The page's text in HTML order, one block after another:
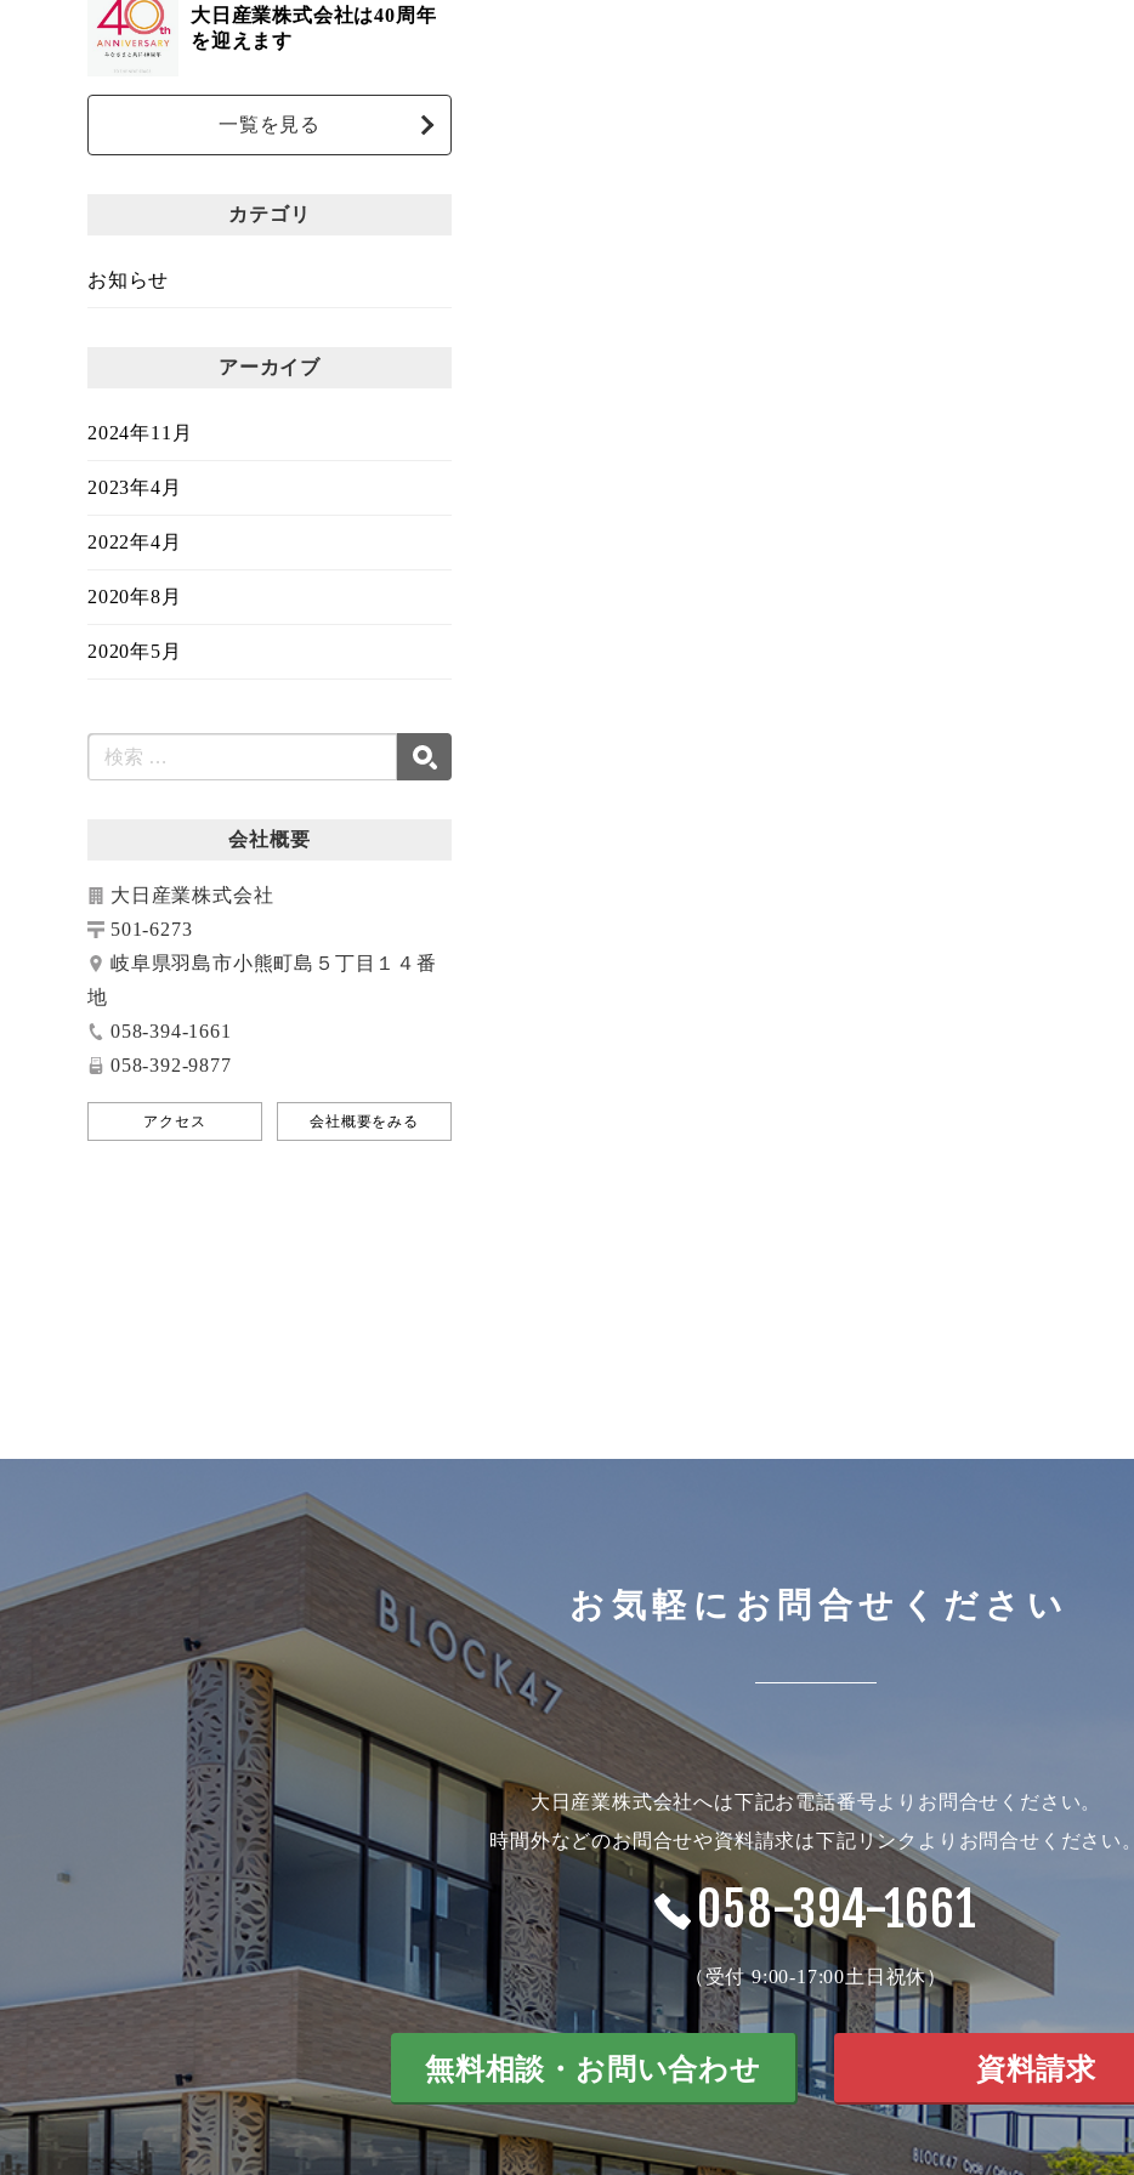
大日産業株式会社は40周年
を迎えます
一覧を見る
カテゴリ
お知らせ
アーカイブ
2024年11月
2023年4月
2022年4月
2020年8月
2020年5月
会社概要
大日産業株式会社
501-6273
岐阜県羽島市小熊町島５丁目１４番
地
058-394-1661
058-392-9877
アクセス 会社概要をみる
お気軽にお問合せください
大日産業株式会社へは下記お電話番号よりお問合せください。
時間外などのお問合せや資料請求は下記リンクよりお問合せください。
058-394-1661
（受付 9:00-17:00土日祝休）
無料相談・お問い合わせ 資料請求